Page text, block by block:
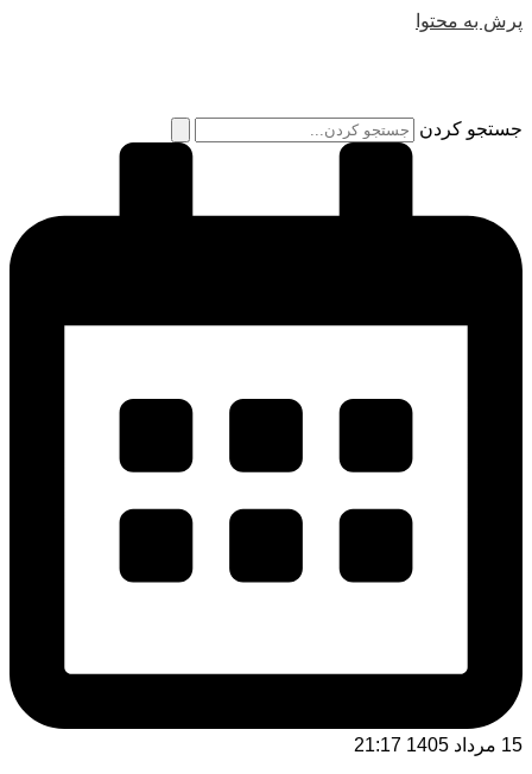
پرش به محتوا
جستجو کردن
15 مرداد 1405 21:17